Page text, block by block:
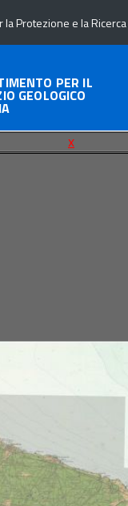
Protezione e la
PER IL
GEOLOGICO
x